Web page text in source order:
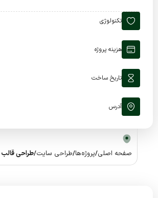
تکنولوژی
هزینه پروژه
تاریخ ساخت
آدرس
صفحه اصلی/پروژه‌ها/طراحی سایت/طراحی